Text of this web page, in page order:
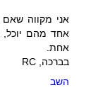
אני מקווה שאם
אחד מהם יוכל,
אחת.
בברכה, RC
השב